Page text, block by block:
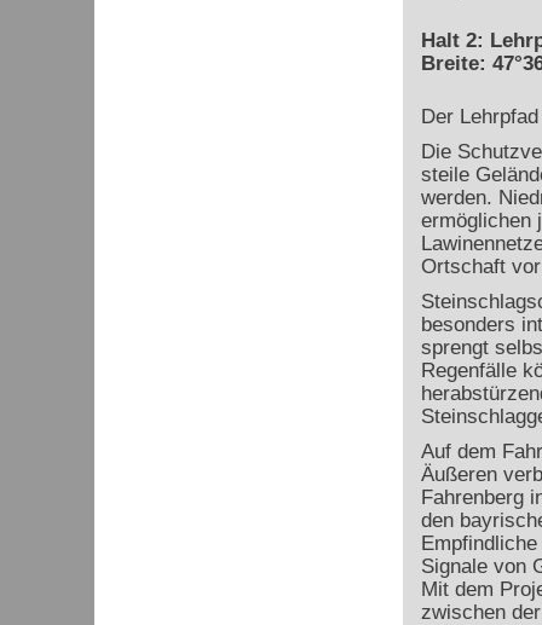
Halt 2:
Breite:
Der
Die
steile
werden.
ermöglichen
Ortschaft
besonders
sprengt
Regenfälle
Auf dem
Äußeren
Fahrenberg
den
Signale von
Mit dem
zwischen